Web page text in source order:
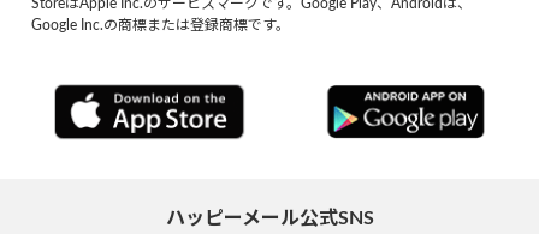
StoreはApple Inc.のサービスマークです。Google Play、Androidは、
Google Inc.の商標または登録商標です。
ハッピーメール公式SNS